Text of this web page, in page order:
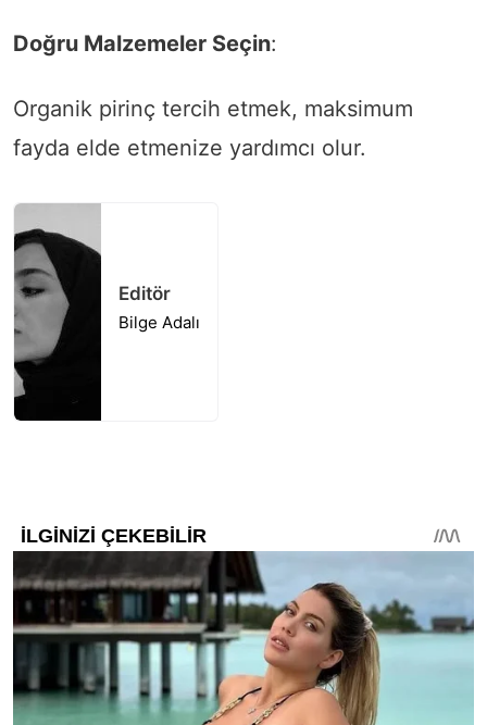
Doğru Malzemeler Seçin:
Organik pirinç tercih etmek, maksimum
fayda elde etmenize yardımcı olur.
Editör
Bilge Adalı